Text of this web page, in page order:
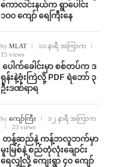
ကောလင်းနယ်က ရွာပေါင်း
၁၀၀ ကျော် ရေကြီးနေ
by MLAT
၁၁ နာရီ အကြာက
15 views
⁩ ⁨ပေါက်ခေါင်းမှာ စစ်တပ်က ဒ
ရုန်းနဲ့ဗုံးကြဲလို့ PDF ရဲဘော် ၃
ဦးဒဏ်ရာရ
by ကျော်ကြီး
၁၂ နာရီ အကြာက
23 views
⁩ ⁨တန့်ဆည်နဲ့ ကန့်ဘလူဘက်မှာ
မူးမြစ်နဲ့ စည်တုံလုံးချောင်း
ရေလျှံလို့ ကျေးရွာ ၄၀ ကျော်